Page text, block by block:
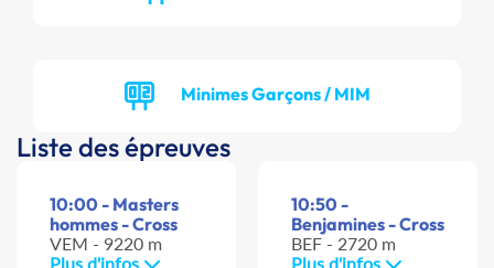
Minimes Garçons / MIM
Liste des épreuves
10:00 - Masters
hommes - Cross
VEM - 9220 m
Plus d'infos
10:50 -
Benjamines - Cross
BEF - 2720 m
Plus d'infos